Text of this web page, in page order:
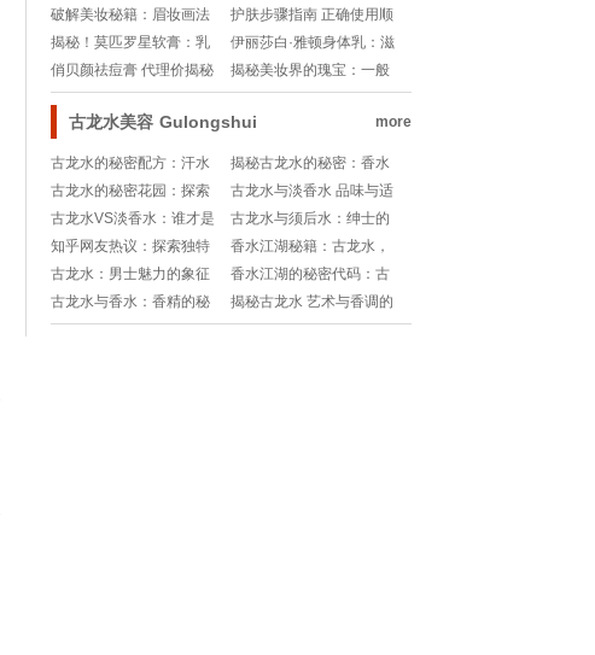
选择：品牌推荐与功效解
析
视频教程指南
破解美妆秘籍：眉妆画法
的理论与实战解析!
护肤步骤指南 正确使用顺
序与产品推荐
揭秘！莫匹罗星软膏：乳
房护理新选择？!
伊丽莎白·雅顿身体乳：滋
润之王的秘密揭晓💧💖
俏贝颜祛痘膏 代理价揭秘
与商业机遇
揭秘美妆界的瑰宝：一般
化妆水，你的肌肤守护
神！
古龙水美容 Gulongshui more
古龙水的秘密配方：汗水
与香调的艺术融合
揭秘古龙水的秘密：香水
艺术中的东方诗意
古龙水的秘密花园：探索
那一抹醉人的芬芳!
古龙水与淡香水 品味与适
用场合的抉择
古龙水VS淡香水：谁才是
嗅觉的浪漫赢家？
古龙水与须后水：绅士的
秘密香水指南
知乎网友热议：探索独特
魅力的古龙水品牌推荐
香水江湖秘籍：古龙水，
男士还是女士的秘密武
器？
古龙水：男士魅力的象征
与选择
香水江湖的秘密代码：古
龙水，淡香水，唤醒你的
独特魅力香水指南💫!
古龙水与香水：香精的秘
密较量，谁才是香氛界的
揭秘古龙水 艺术与香调的
交融